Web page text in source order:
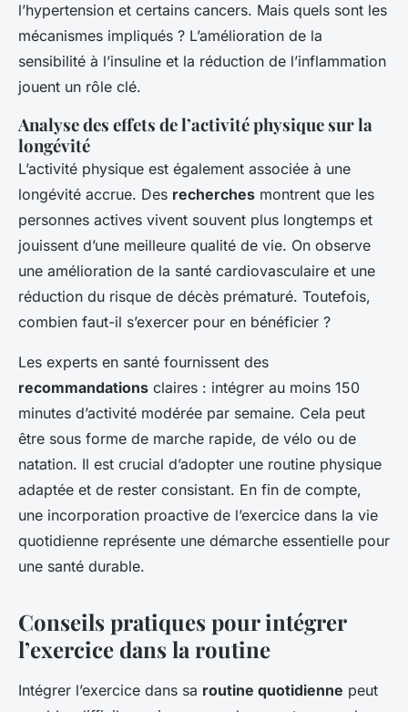
l’hypertension et certains cancers. Mais quels sont les
mécanismes impliqués ? L’amélioration de la
sensibilité à l’insuline et la réduction de l’inflammation
jouent un rôle clé.
Analyse des effets de l’activité physique sur la
longévité
L’activité physique est également associée à une
longévité accrue. Des recherches montrent que les
personnes actives vivent souvent plus longtemps et
jouissent d’une meilleure qualité de vie. On observe
une amélioration de la santé cardiovasculaire et une
réduction du risque de décès prématuré. Toutefois,
combien faut-il s’exercer pour en bénéficier ?
Les experts en santé fournissent des
recommandations claires : intégrer au moins 150
minutes d’activité modérée par semaine. Cela peut
être sous forme de marche rapide, de vélo ou de
natation. Il est crucial d’adopter une routine physique
adaptée et de rester consistant. En fin de compte,
une incorporation proactive de l’exercice dans la vie
quotidienne représente une démarche essentielle pour
une santé durable.
Conseils pratiques pour intégrer
l’exercice dans la routine
Intégrer l’exercice dans sa routine quotidienne peut